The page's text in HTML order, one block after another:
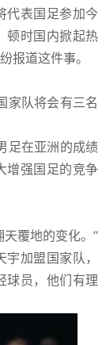
代表国足参加今
顿时国内掀起热
报道这件事。
家队将会有三名
足在亚洲的成绩
增强国足的竞争
覆地的变化。”
加盟国家队，
球员，他们有理